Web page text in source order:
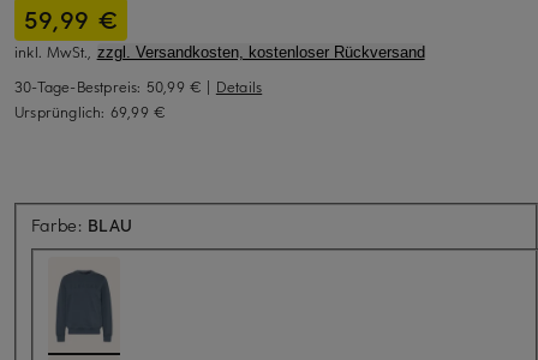
59,99 €
inkl. MwSt., zzgl. Versandkosten, kostenloser Rückversand
30-Tage-Bestpreis: 50,99 € | Details
Ursprünglich: 69,99 €
Farbe: BLAU